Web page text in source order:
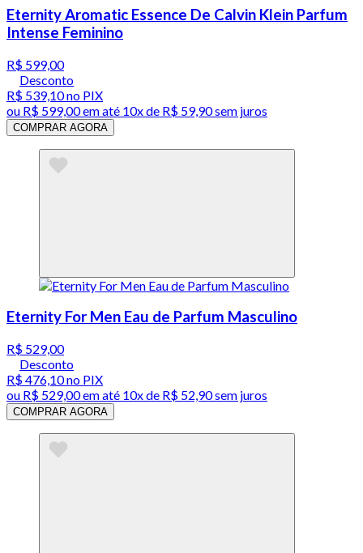
Eternity Aromatic Essence De Calvin Klein Parfum
Intense Feminino
R$ 599,00
Desconto
R$ 539,10no PIX
ou R$ 599,00em até 10x de R$ 59,90 sem juros
COMPRAR AGORA
Eternity For Men Eau de Parfum Masculino
R$ 529,00
Desconto
R$ 476,10no PIX
ou R$ 529,00em até 10x de R$ 52,90 sem juros
COMPRAR AGORA